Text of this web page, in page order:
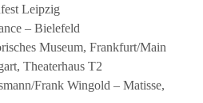
Leipzig
– Bielefeld
Museum, Frankfurt/Main
Theaterhaus T2
Frank Wingold – Matisse,